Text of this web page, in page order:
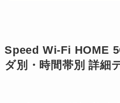
Speed Wi-Fi HOME
ダ別・時間帯別 詳細